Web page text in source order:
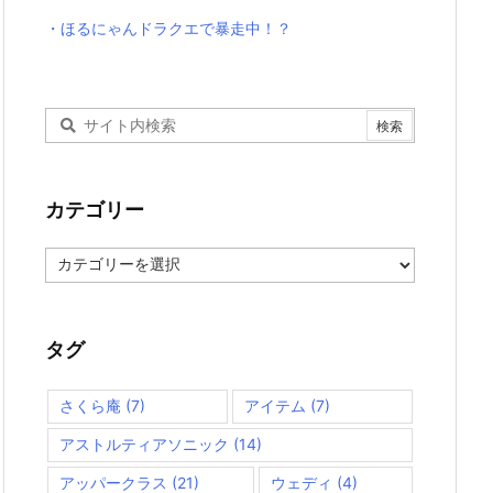
・ほるにゃんドラクエで暴走中！？
カテゴリー
テ
ー
タグ
さくら庵 (7) アイテム (7)
アストルティアソニック (14)
アッパークラス (21) ウェディ (4)